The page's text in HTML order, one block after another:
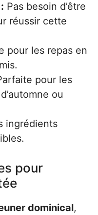
Pas besoin d’être
réussir cette
pour les repas en
pour les
ou
ingrédients
pour
dominical,